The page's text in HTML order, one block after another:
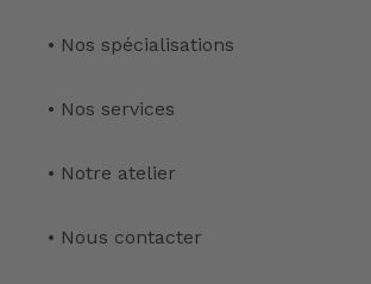
• Nos spécialisations
• Nos services
• Notre atelier
• Nous contacter